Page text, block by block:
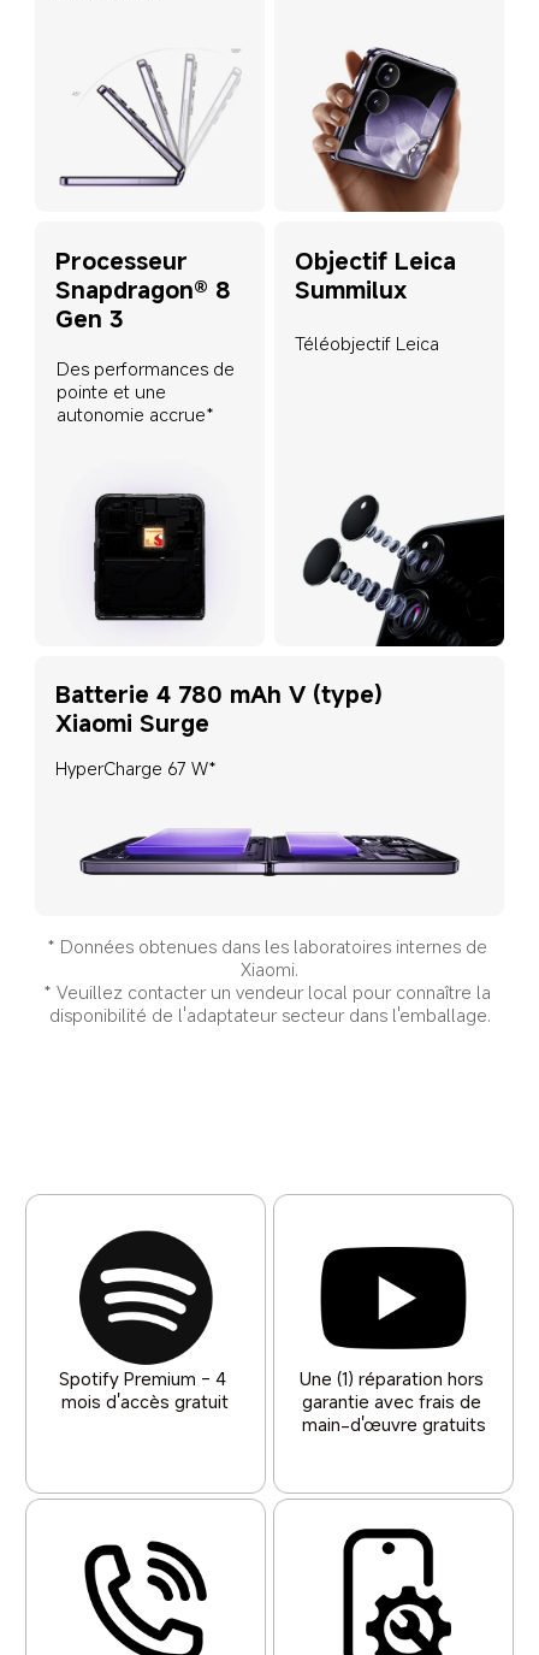
Processeur
Snapdragon® 8
Gen 3
Des performances de
pointe et une
autonomie accrue*
Objectif Leica
Summilux
Téléobjectif Leica
Batterie 4 780 mAh V (type)
Xiaomi Surge
HyperCharge 67 W*
* Données obtenues dans les laboratoires internes de
Xiaomi.
* Veuillez contacter un vendeur local pour connaître la
disponibilité de l'adaptateur secteur dans l'emballage.
Spotify Premium - 4
mois d'accès gratuit
Une (1) réparation hors
garantie avec frais de
main-d'œuvre gratuits